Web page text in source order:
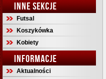
INNE SEKCJE
Futsal
Koszykówka
Kobiety
INFORMACJE
Aktualności